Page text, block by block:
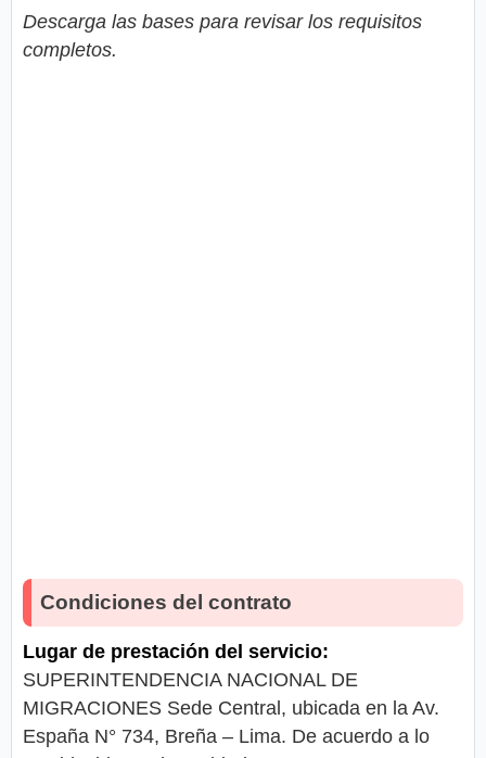
Descarga las bases para revisar los requisitos
completos.
Condiciones del contrato
Lugar de prestación del servicio:
SUPERINTENDENCIA NACIONAL DE
MIGRACIONES Sede Central, ubicada en la Av.
España N° 734, Breña – Lima. De acuerdo a lo